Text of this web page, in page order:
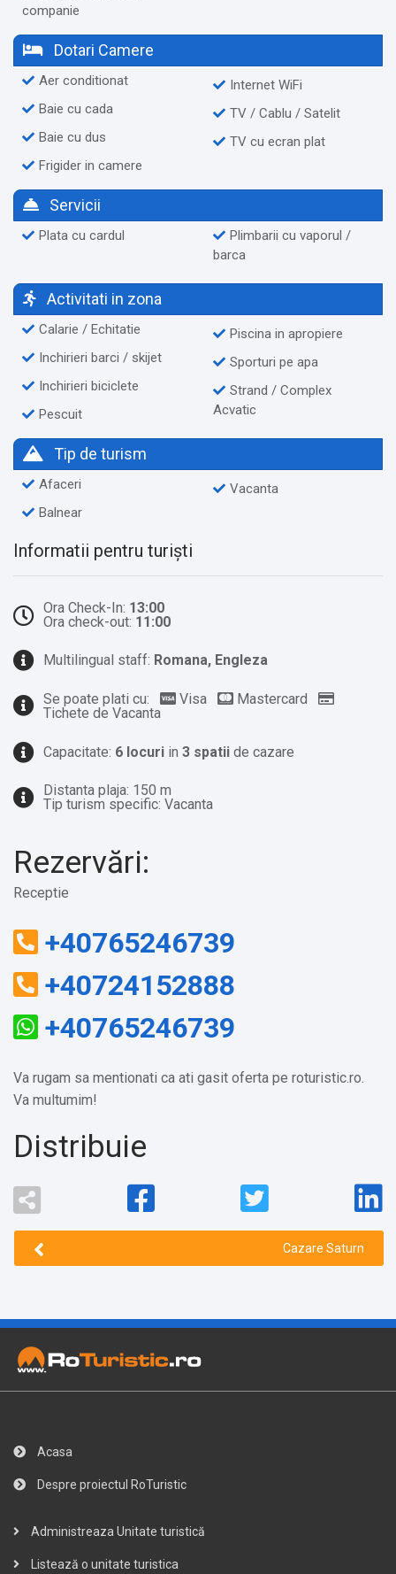
companie
Dotari Camere
Aer conditionat
Baie cu cada
Baie cu dus
Frigider in camere
Internet WiFi
TV / Cablu / Satelit
TV cu ecran plat
Servicii
Plata cu cardul
Plimbarii cu vaporul /
barca
Activitati in zona
Calarie / Echitatie
Inchirieri barci / skijet
Inchirieri biciclete
Pescuit
Piscina in apropiere
Sporturi pe apa
Strand / Complex
Acvatic
Tip de turism
Afaceri
Balnear
Vacanta
Informatii pentru turiști
Ora Check-In: 13:00
Ora check-out: 11:00
Multilingual staff: Romana, Engleza
Se poate plati cu: Visa
Mastercard
Tichete de Vacanta
Capacitate: 6 locuri in 3 spatii de cazare
Distanta plaja: 150 m
Tip turism specific: Vacanta
Rezervări:
Receptie
+40765246739
+40724152888
+40765246739
Va rugam sa mentionati ca ati gasit oferta pe roturistic.ro.
Va multumim!
Distribuie
Cazare Saturn
Acasa
Despre proiectul RoTuristic
Administreaza Unitate turistică
Listează o unitate turistica